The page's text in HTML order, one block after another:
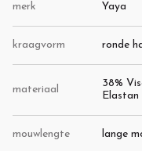
merk Yaya
kraagvorm ronde
materiaal
38%
Elastan
mouwlengte lange